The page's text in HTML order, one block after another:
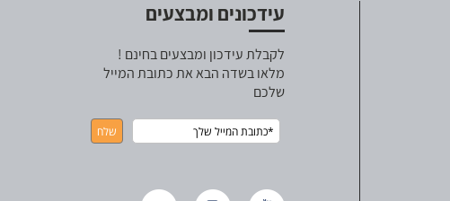
עידכונים ומבצעים
לקבלת עידכון ומבצעים בחינם !
מלאו בשדה הבא את כתובת המייל
שלכם